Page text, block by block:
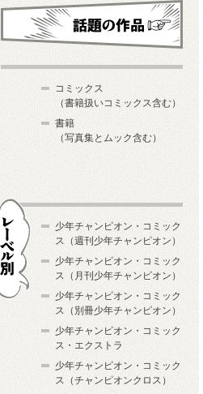
これから発売予定
コミックス
（書籍扱いコミックス含む）
書籍
（写真集とムック含む）
少年チャンピオン・コミック
ス（週刊少年チャンピオン）
少年チャンピオン・コミック
ス（月刊少年チャンピオン）
少年チャンピオン・コミック
ス（別冊少年チャンピオン）
少年チャンピオン・コミック
ス・エクストラ
少年チャンピオン・コミック
ス（チャンピオンクロス）